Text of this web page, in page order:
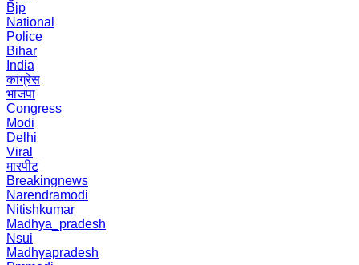
Bjp
National
Police
Bihar
India
कांग्रेस
भाजपा
Congress
Modi
Delhi
Viral
मारपीट
Breakingnews
Narendramodi
Nitishkumar
Madhya_pradesh
Nsui
Madhyapradesh